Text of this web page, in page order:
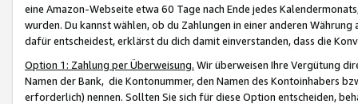
eine Amazon-Webseite etwa 60 Tage nach Ende jedes
wurden. Du kannst wählen, ob du Zahlungen in einer anderen
dafür entscheidest, erklärst du dich damit einverstanden, dass die
Option 1: Zahlung per Überweisung. Wir überweisen Ihre Vergütung
Namen der Bank, die Kontonummer, den Namen des Kontoinhabers
erforderlich) nennen. Sollten Sie sich für diese Option entscheiden,